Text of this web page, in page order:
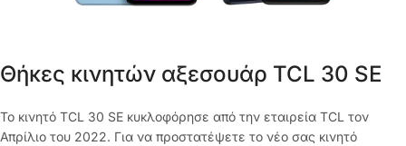
Θήκες κινητών αξεσουάρ TCL 30 SE
Το κινητό TCL 30 SE κυκλοφόρησε από την εταιρεία TCL τον
Απρίλιο του 2022. Για να προστατέψετε το νέο σας κινητό